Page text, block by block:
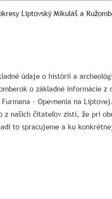
Liptovský Mikuláš a
údaje o histórii a
o základné
- Opevnenia na
našich čitateľov zistí, že pri
to spracujeme a ku